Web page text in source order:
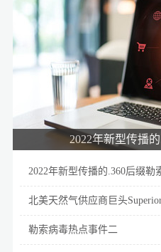
2022年新型传播
2022年新型传播的.360后缀勒
勒索病毒热点事件二